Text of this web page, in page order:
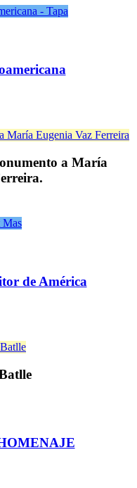
a María
de América